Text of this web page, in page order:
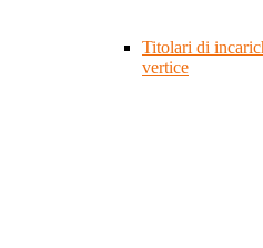
Titolari di
vertice